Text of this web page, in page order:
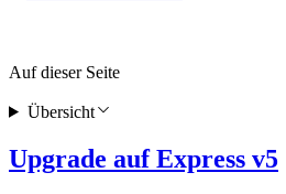
Upgrade auf Express v5
Auf dieser Seite
Übersicht